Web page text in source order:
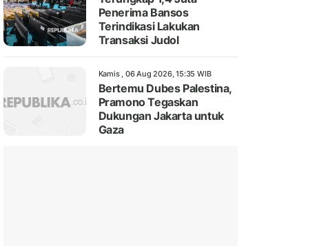
Penerima Bansos
Terindikasi Lakukan
Transaksi Judol
Kamis , 06 Aug 2026, 15:35 WIB
Bertemu Dubes Palestina,
Pramono Tegaskan
Dukungan Jakarta untuk
Gaza